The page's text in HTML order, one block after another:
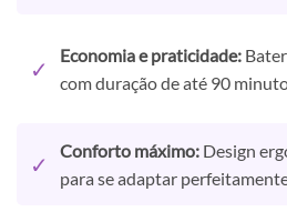
✓
Economia e praticidade:
com duração de até 90
✓
Conforto máximo: Design
para se adaptar